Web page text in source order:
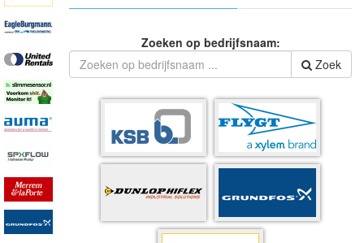
Zoeken op bedrijfsnaam:
Zoek